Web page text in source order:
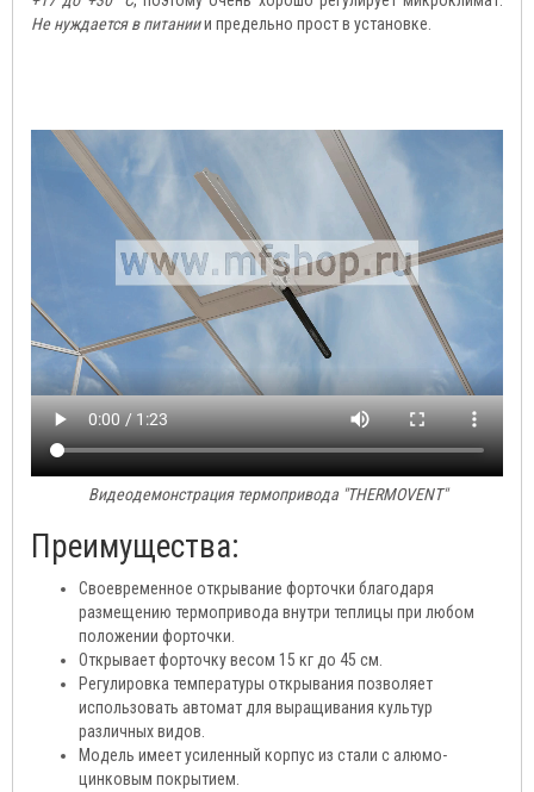
Не нуждается в питаниии предельно прост в установке.
Видеодемонстрация термопривода "THERMOVENT"
Преимущества:
Своевременное открывание форточки благодаря
размещению термопривода внутри теплицы при любом
положении форточки.
Открывает форточку весом 15 кг до 45 см.
Регулировка температуры открывания позволяет
использовать автомат для выращивания культур
различных видов.
Модель имеет усиленный корпус из стали с алюмо-
цинковым покрытием.